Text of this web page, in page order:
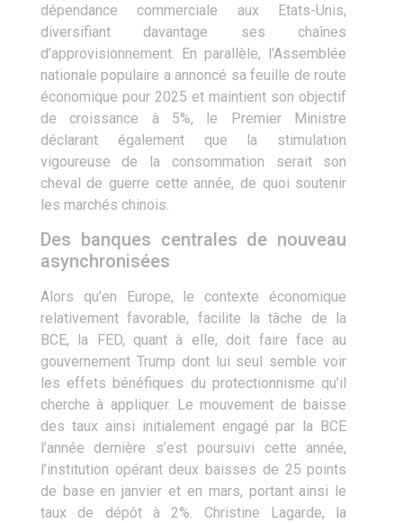
dépendance commerciale aux Etats-Unis,
diversifiant davantage ses chaînes
d’approvisionnement. En parallèle, l’Assemblée
nationale populaire a annoncé sa feuille de route
économique pour 2025 et maintient son objectif
de croissance à 5%, le Premier Ministre
déclarant également que la stimulation
vigoureuse de la consommation serait son
cheval de guerre cette année, de quoi soutenir
les marchés chinois.
Des banques centrales de nouveau
asynchronisées
Alors qu’en Europe, le contexte économique
relativement favorable, facilite la tâche de la
BCE, la FED, quant à elle, doit faire face au
gouvernement Trump dont lui seul semble voir
les effets bénéfiques du protectionnisme qu’il
cherche à appliquer. Le mouvement de baisse
des taux ainsi initialement engagé par la BCE
l’année dernière s’est poursuivi cette année,
l’institution opérant deux baisses de 25 points
de base en janvier et en mars, portant ainsi le
taux de dépôt à 2%. Christine Lagarde, la